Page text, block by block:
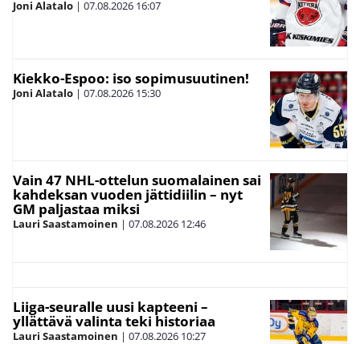
Joni Alatalo | 07.08.2026 16:07
Kiekko-Espoo: iso sopimusuutinen!
Joni Alatalo | 07.08.2026 15:30
Vain 47 NHL-ottelun suomalainen sai
kahdeksan vuoden jättidiilin – nyt
GM paljastaa miksi
Lauri Saastamoinen | 07.08.2026 12:46
Liiga-seuralle uusi kapteeni –
yllättävä valinta teki historiaa
Lauri Saastamoinen | 07.08.2026 10:27